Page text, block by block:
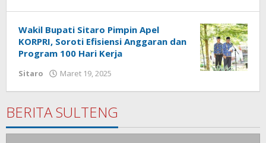
Wakil Bupati Sitaro Pimpin Apel
KORPRI, Soroti Efisiensi Anggaran dan
Program 100 Hari Kerja
Sitaro Maret 19, 2025
BERITA SULTENG